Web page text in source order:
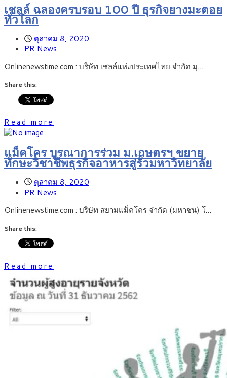
เชลล์ ฉลองครบรอบ 100 ปี ธุรกิจยางมะตอย
ทั่วโลก
ตุลาคม 8, 2020
PR News
Onlinenewstime.com : บริษัท เชลล์แห่งประเทศไทย จำกัด มุ…
Share this:
Read more
แม็คโคร บูรณาการร่วม ม.เกษตรฯ ขยาย
ทักษะวิชาชีพธุรกิจอาหารสู่รั้วมหาวิทยาลัย
ตุลาคม 8, 2020
PR News
Onlinenewstime.com : บริษัท สยามแม็คโคร จำกัด (มหาชน) โ…
Share this:
Read more